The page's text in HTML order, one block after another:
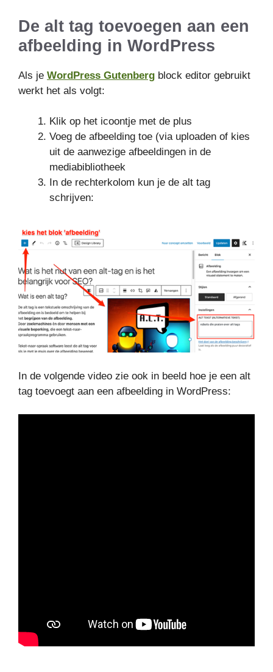
De alt tag toevoegen aan een
afbeelding in WordPress
Als je WordPress Gutenberg block editor gebruikt
werkt het als volgt:
Klik op het icoontje met de plus
Voeg de afbeelding toe (via uploaden of kies
uit de aanwezige afbeeldingen in de
mediabibliotheek
In de rechterkolom kun je de alt tag
schrijven:
In de volgende video zie ook in beeld hoe je een alt
tag toevoegt aan een afbeelding in WordPress: